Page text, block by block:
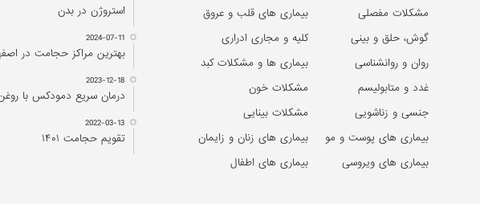
مشکلات مفصلی
گوش، حلق و بینی
روان و روانشناسی
غدد و متابولیسم
جنسی و زناشویی
بیماری های پوست و مو
بیماری های ویروسی
بیماری های قلب و عروق
کلیه و مجاری ادراری
بیماری ها و مشکلات کبد
مشکلات خون
مشکلات بینایی
بیماری های زنان و زایمان
بیماری های اطفال
استروژن در بدن
2024-07-11
بهترین مراکز حجامت در
2023-12-18
درمان سریع دمودکس با
2022-03-13
تقویم حجامت ۱۴۰۱